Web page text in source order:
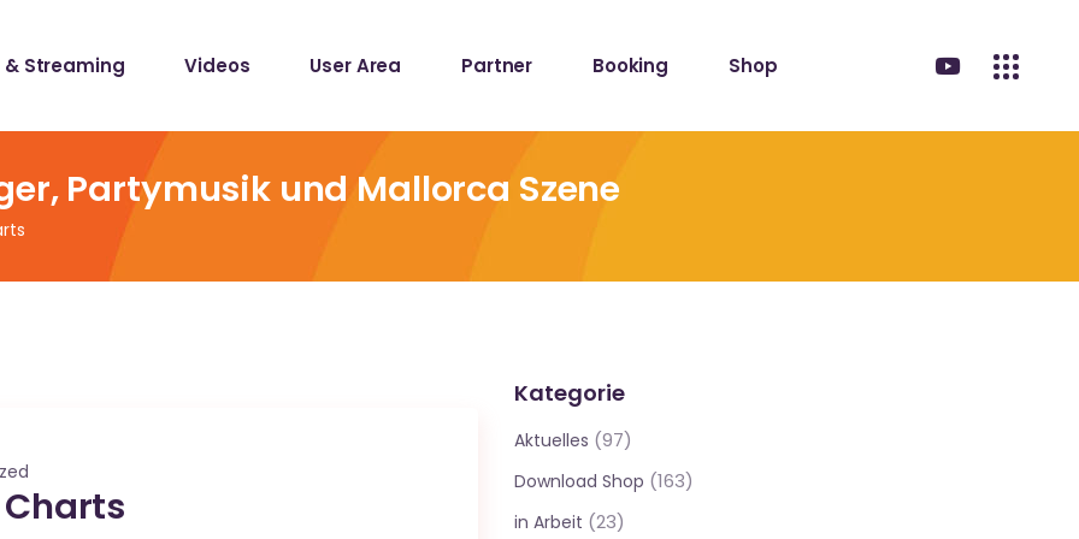
& Streaming Videos User Area Partner Booking Shop
Partymusik und Mallorca Szene
Kategorie
Aktuelles (97)
Download Shop (163)
in Arbeit (23)